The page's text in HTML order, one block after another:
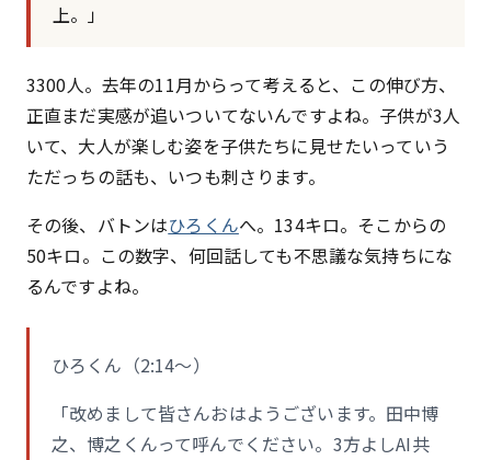
上。」
3300人。去年の11月からって考えると、この伸び方、
正直まだ実感が追いついてないんですよね。子供が3人
いて、大人が楽しむ姿を子供たちに見せたいっていう
ただっちの話も、いつも刺さります。
その後、バトンはひろくんへ。134キロ。そこからの
50キロ。この数字、何回話しても不思議な気持ちにな
るんですよね。
ひろくん（2:14〜）
「改めまして皆さんおはようございます。田中博
之、博之くんって呼んでください。3方よしAI共